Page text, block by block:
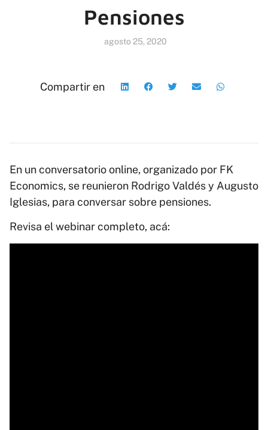
Pensiones
agosto 25, 2020
Compartir en
En un conversatorio online, organizado por FK
Economics, se reunieron Rodrigo Valdés y Augusto
Iglesias, para conversar sobre pensiones.
Revisa el webinar completo, acá: